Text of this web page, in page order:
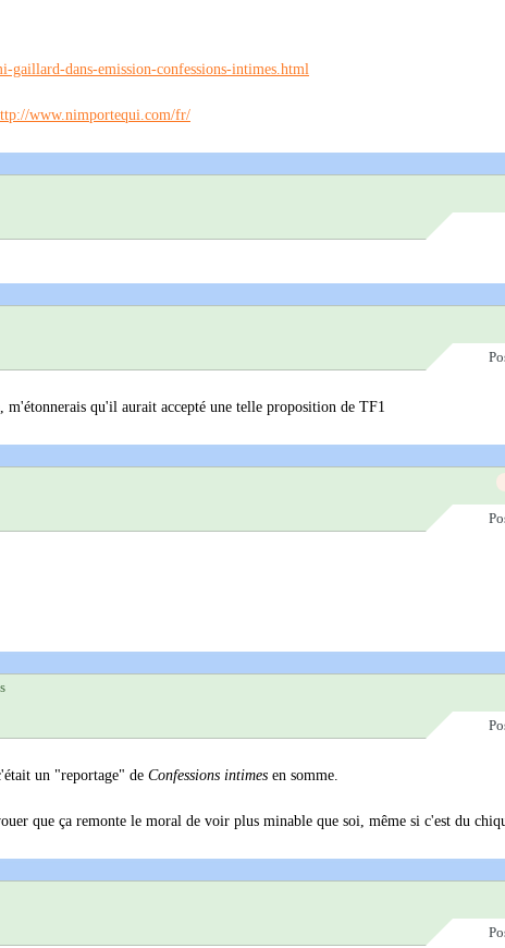
dans-emission-confessions-intimes.html
www.nimportequi.com/fr/
m'étonnerais qu'il aurait accepté une telle proposition de TF1
un "reportage" de Confessions intimes en somme.
que ça remonte le moral de voir plus minable que soi, même si c'est du